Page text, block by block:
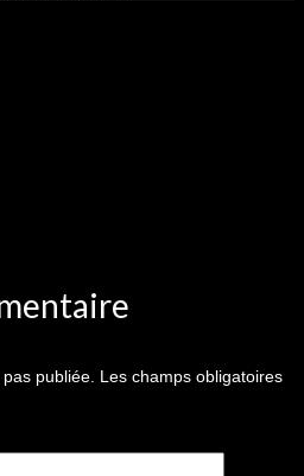
publiée. Les champs obligatoires